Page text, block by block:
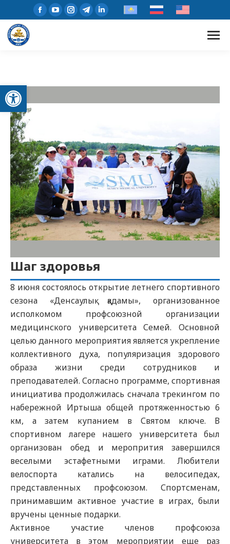
Открыть панель инструментов
Шаг здоровья
8 июня состоялось открытие летнего спортивного
сезона «Денсаулық қадамы», организованное
исполкомом профсоюзной организации
медицинского университета Семей. Основной
целью данного мероприятия является укрепление
коллективного духа, популяризация здорового
образа жизни среди сотрудников и
преподавателей. Согласно программе, спортивная
инициатива продолжилась сначала трекингом по
набережной Иртыша общей протяженностью 6
км, а затем купанием в Святом ключе. В
спортивном лагере нашего университета был
организован обед и меропрития завершился
веселыми эстафетными играми. Любители
велоспорта катались на велосипедах,
представленных профсоюзом. Спортсменам,
принимавшим активное участие в играх, были
вручены ценные подарки.
Активное участие членов профсоюза
университета в этом мероприятии еще раз